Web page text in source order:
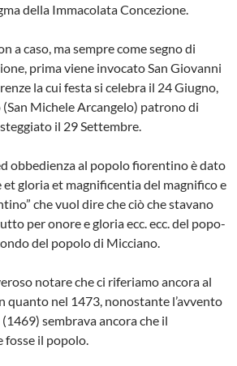
della Immacolata Conce­zione.
a caso, ma sem­pre come segno di
prima viene invocato San Giovanni
la cui festa si cele­bra il 24 Giugno,
Michele Arcangelo) patrono di
il 29 Settembre.
obbedienza al po­polo fiorentino è dato
et gloria et magnificentia del magnifico e
che vuol dire che ciò che stavano
per onore e gloria ecc. ecc. del popo­
del popolo di Mic­ciano.
notare che ci riferiamo ancora al
quanto nel 1473, nonostante l’avvento
sembrava ancora che il
fosse il popolo.